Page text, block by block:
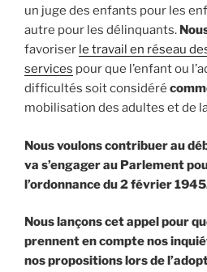
un juge des enfants pour les
autre pour les délinquants.
favoriser le travail en réseau
services pour que l’enfant ou
difficultés soit considéré
mobilisation des adultes et de
Nous voulons contribuer au
va s’engager au Parlement
l’ordonnance du 2 février
Nous lançons cet appel pour
prennent en compte nos
nos propositions lors de